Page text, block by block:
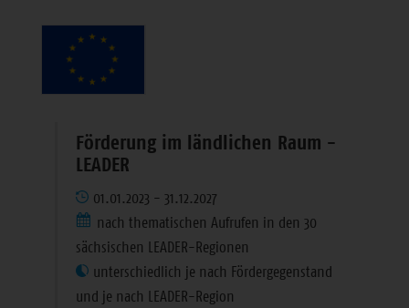
Förderung im ländlichen Raum -
LEADER
01.01.2023 - 31.12.2027
nach thematischen Aufrufen in den 30
sächsischen LEADER-Regionen
unterschiedlich je nach Fördergegenstand
und je nach LEADER-Region